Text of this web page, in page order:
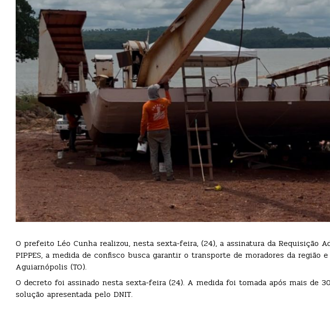
O prefeito Léo Cunha realizou, nesta sexta-feira, (24), a assinatura da Requisição
PIPPES, a medida de confisco busca garantir o transporte de moradores da região
Aguiarnópolis (TO).
O decreto foi assinado nesta sexta-feira (24). A medida foi tomada após mais de
solução apresentada pelo DNIT.